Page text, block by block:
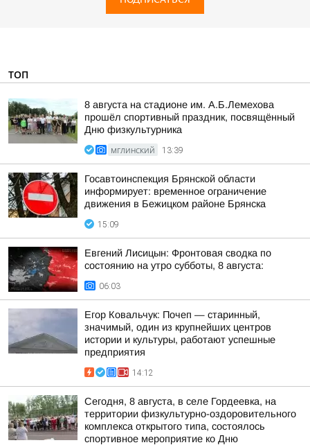
ТОП
8 августа на стадионе им. А.Б.Лемехова
прошёл спортивный праздник, посвящённый
Дню физкультурника
МГЛИНСКИЙ 13:39
Госавтоинспекция Брянской области
информирует: временное ограничение
движения в Бежицком районе Брянска
15:09
Евгений Лисицын: Фронтовая сводка по
состоянию на утро субботы, 8 августа:
06:03
Егор Ковальчук: Почеп — старинный,
значимый, один из крупнейших центров
истории и культуры, работают успешные
предприятия
14:12
Сегодня, 8 августа, в селе Гордеевка, на
территории физкультурно-оздоровительного
комплекса открытого типа, состоялось
спортивное мероприятие ко Дню